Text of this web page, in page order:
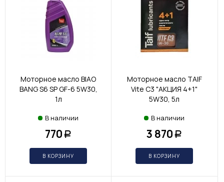
Моторное масло BIAO
BANG S6 SP GF-6 5W30,
1л
В наличии
770 Р
В КОРЗИНУ
Моторное масло TAIF
Vite С3 "АКЦИЯ 4+1"
5W30, 5л
В наличии
3 870 Р
В КОРЗИНУ